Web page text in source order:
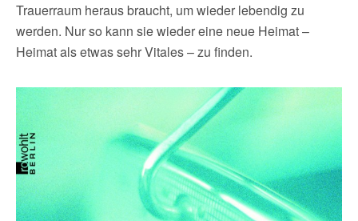
Trauerraum heraus braucht, um wieder lebendig zu
werden. Nur so kann sie wieder eine neue Heimat –
Heimat als etwas sehr Vitales – zu finden.